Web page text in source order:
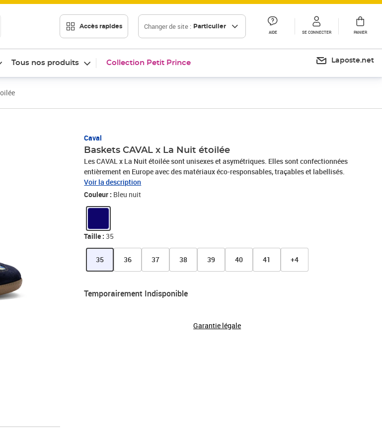
Accès rapides Changer de site : Particulier
AIDE SE CONNECTER PANIER
Tous nos produits Collection Petit Prince Laposte.net
Caval
Baskets CAVAL x La Nuit étoilée
Les CAVAL x La Nuit étoilée sont unisexes et asymétriques. Elles sont confectionnées
entièrement en Europe avec des matériaux éco-responsables, traçables et labellisés.
Voir la description
Couleur : Bleu nuit
Taille : 35
35 36 37 38 39 40 41 +4
Temporairement Indisponible
Garantie légale